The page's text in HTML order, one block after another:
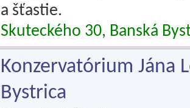
a šťastie.
Skuteckého 30, Banská
Konzervatórium Jána
Bystrica